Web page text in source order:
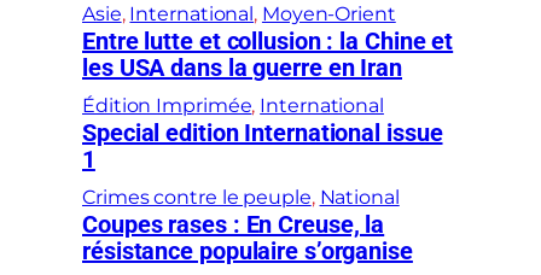
Asie, International, Moyen-Orient
Entre lutte et collusion : la Chine et
les USA dans la guerre en Iran
Édition Imprimée, International
Special edition International issue
1
Crimes contre le peuple, National
Coupes rases : En Creuse, la
résistance populaire s’organise